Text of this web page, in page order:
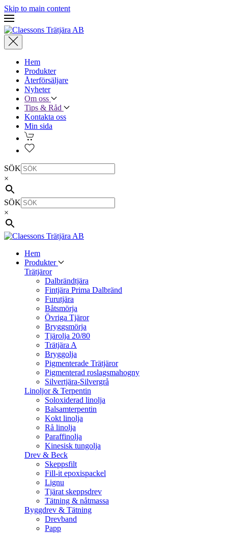
Skip to main content
Hem
Produkter
Återförsäljare
Nyheter
Om oss
Tips & Råd
Kontakta oss
Min sida
SÖK
×
SÖK
×
Hem
Produkter
Trätjäror
Dalbrändtjära
Fintjära Prima Dalbränd
Furutjära
Båtsmörja
Övriga Tjäror
Bryggsmörja
Tjärolja 20/80
Trätjära A
Bryggolja
Pigmenterade Trätjäror
Pigmenterad roslagsmahogny
Silvertjära-Silvergrå
Linoljor & Terpentin
Soloxiderad linolja
Balsamterpentin
Kokt linolja
Rå linolja
Paraffinolja
Kinesisk tungolja
Drev & Beck
Skeppsfilt
Fill-it epoxispackel
Lignu
Tjärat skeppsdrev
Tätning & nåtmassa
Byggdrev & Tätning
Drevband
Papp